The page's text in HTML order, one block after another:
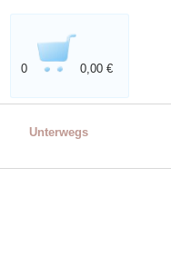
0 0,00 €
Unterwegs